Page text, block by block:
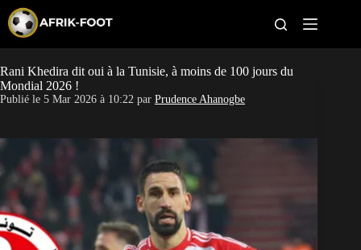
p
t
o
c
o
t
e
n
t
CAN féminine
Pays
Clubs
Classement
Rani Khedira dit oui à la Tunisie, à moins de 100 jours du
Mondial 2026 !
Publié le 5 Mar 2026 à 10:22 par Prudence Ahanogbe